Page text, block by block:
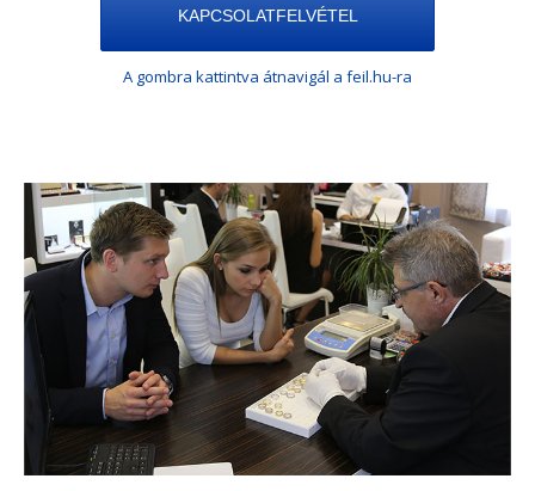
KAPCSOLATFELVÉTEL
A gombra kattintva átnavigál a feil.hu-ra